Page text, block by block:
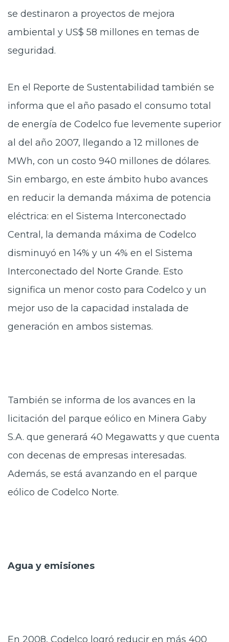
se destinaron a proyectos de mejora
ambiental y US$ 58 millones en temas de
seguridad.
En el Reporte de Sustentabilidad también se
informa que el año pasado el consumo total
de energía de Codelco fue levemente superior
al del año 2007, llegando a 12 millones de
MWh, con un costo 940 millones de dólares.
Sin embargo, en este ámbito hubo avances
en reducir la demanda máxima de potencia
eléctrica: en el Sistema Interconectado
Central, la demanda máxima de Codelco
disminuyó en 14% y un 4% en el Sistema
Interconectado del Norte Grande. Esto
significa un menor costo para Codelco y un
mejor uso de la capacidad instalada de
generación en ambos sistemas.
También se informa de los avances en la
licitación del parque eólico en Minera Gaby
S.A. que generará 40 Megawatts y que cuenta
con decenas de empresas interesadas.
Además, se está avanzando en el parque
eólico de Codelco Norte.
Agua y emisiones
En 2008, Codelco logró reducir en más 400